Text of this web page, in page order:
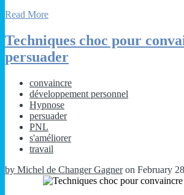
Read More
Techniques choc pour
persuader
convaincre
développement personnel
Hypnose
persuader
PNL
s'améliorer
travail
by Michel de Changer Gagner on February